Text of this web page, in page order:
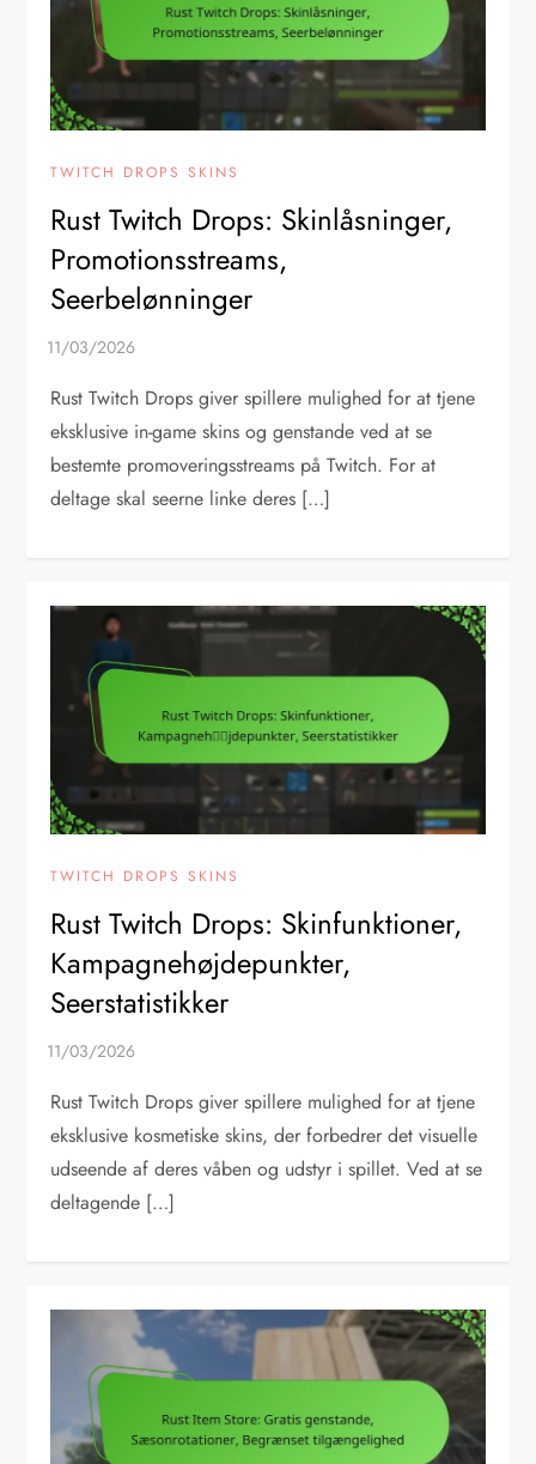
TWITCH DROPS SKINS
Rust Twitch Drops: Skinlåsninger,
Promotionsstreams,
Seerbelønninger
Rust Twitch Drops giver spillere mulighed for at tjene
eksklusive in-game skins og genstande ved at se
bestemte promoveringsstreams på Twitch. For at
deltage skal seerne linke deres […]
TWITCH DROPS SKINS
Rust Twitch Drops: Skinfunktioner,
Kampagnehøjdepunkter,
Seerstatistikker
Rust Twitch Drops giver spillere mulighed for at tjene
eksklusive kosmetiske skins, der forbedrer det visuelle
udseende af deres våben og udstyr i spillet. Ved at se
deltagende […]